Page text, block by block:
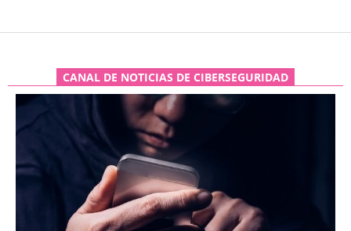
CANAL DE NOTICIAS DE CIBERSEGURIDAD